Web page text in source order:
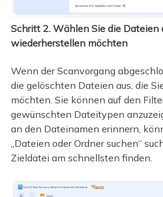
Schritt 2. Wählen Sie die Dateien
wiederherstellen möchten
Wenn der Scanvorgang
die gelöschten Dateien aus, die
möchten. Sie können auf den
gewünschten Dateitypen
an den Dateinamen erinnern,
„Dateien oder Ordner suchen“
Zieldatei am schnellsten finden.